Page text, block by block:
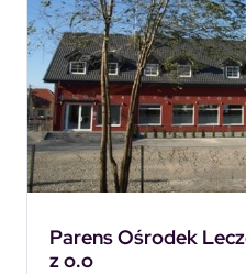
Parens Ośrodek
z o.o